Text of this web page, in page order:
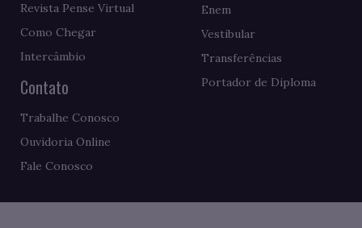
Revista Pense Virtual
Como Chegar
Intercâmbio
Contato
Trabalhe Conosco
Ouvidoria Online
Fale Conosco
Enem
Vestibular
Transferências
Portador de Diploma